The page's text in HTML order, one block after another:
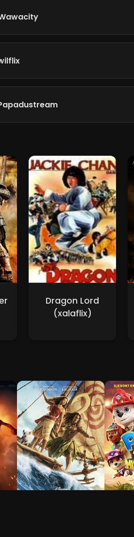
Dragon Lord
(xalaflix)